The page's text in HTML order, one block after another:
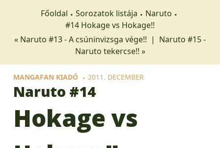
Főoldal Sorozatok listája
Naruto
#14 Hokage vs Hokage!!
« Naruto #13 - A csúninvizsga vége!! | Naruto #15 -
Naruto tekercse!! »
MANGAFAN KIADÓ 2011. DECEMBER
Naruto #14
Hokage vs